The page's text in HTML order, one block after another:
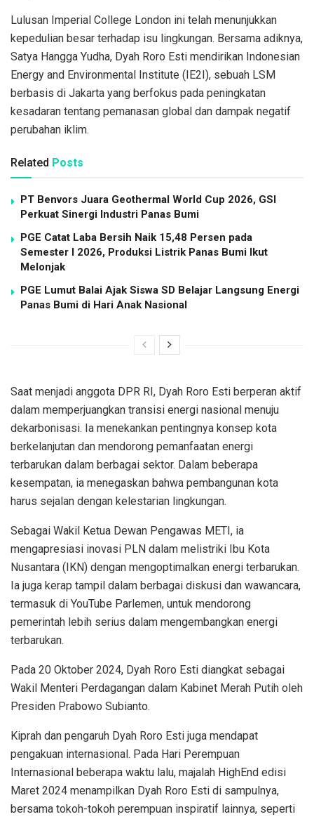
Lulusan Imperial College London ini telah menunjukkan
kepedulian besar terhadap isu lingkungan. Bersama adiknya,
Satya Hangga Yudha, Dyah Roro Esti mendirikan Indonesian
Energy and Environmental Institute (IE2I), sebuah LSM
berbasis di Jakarta yang berfokus pada peningkatan
kesadaran tentang pemanasan global dan dampak negatif
perubahan iklim.
Related Posts
PT Benvors Juara Geothermal World Cup 2026, GSI
Perkuat Sinergi Industri Panas Bumi
PGE Catat Laba Bersih Naik 15,48 Persen pada
Semester I 2026, Produksi Listrik Panas Bumi Ikut
Melonjak
PGE Lumut Balai Ajak Siswa SD Belajar Langsung Energi
Panas Bumi di Hari Anak Nasional
Saat menjadi anggota DPR RI, Dyah Roro Esti berperan aktif
dalam memperjuangkan transisi energi nasional menuju
dekarbonisasi. Ia menekankan pentingnya konsep kota
berkelanjutan dan mendorong pemanfaatan energi
terbarukan dalam berbagai sektor. Dalam beberapa
kesempatan, ia menegaskan bahwa pembangunan kota
harus sejalan dengan kelestarian lingkungan.
Sebagai Wakil Ketua Dewan Pengawas METI, ia
mengapresiasi inovasi PLN dalam melistriki Ibu Kota
Nusantara (IKN) dengan mengoptimalkan energi terbarukan.
Ia juga kerap tampil dalam berbagai diskusi dan wawancara,
termasuk di YouTube Parlemen, untuk mendorong
pemerintah lebih serius dalam mengembangkan energi
terbarukan.
Pada 20 Oktober 2024, Dyah Roro Esti diangkat sebagai
Wakil Menteri Perdagangan dalam Kabinet Merah Putih oleh
Presiden Prabowo Subianto.
Kiprah dan pengaruh Dyah Roro Esti juga mendapat
pengakuan internasional. Pada Hari Perempuan
Internasional beberapa waktu lalu, majalah HighEnd edisi
Maret 2024 menampilkan Dyah Roro Esti di sampulnya,
bersama tokoh-tokoh perempuan inspiratif lainnya, seperti